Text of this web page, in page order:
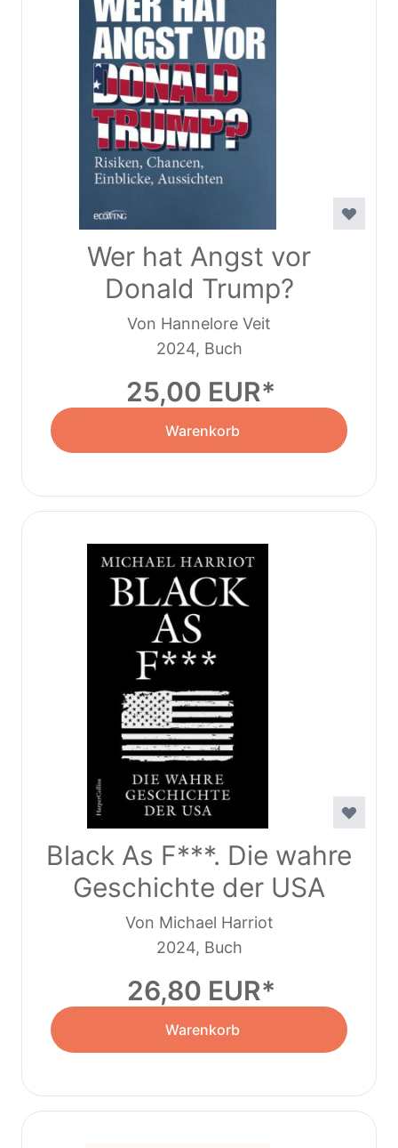
Wer hat Angst vor
Donald Trump?
Von Hannelore Veit
2024, Buch
25,00 EUR
Warenkorb
Black As F***. Die wahre
Geschichte der USA
Von Michael Harriot
2024, Buch
26,80 EUR
Warenkorb